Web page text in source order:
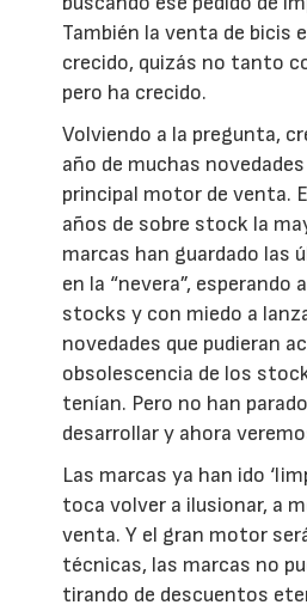
También la venta de bicis
crecido, quizás no tanto
pero ha crecido.
Volviendo a la pregunta,
año de muchas
principal motor de venta.
años de sobre stock la
marcas han guardado las
en la “nevera”, esperando
stocks y con miedo a
novedades que pudieran
obsolescencia de los
tenían. Pero no han
desarrollar y ahora
Las marcas ya han ido
toca volver a ilusionar, a
venta. Y el gran motor
técnicas, las marcas no
tirando de descuentos